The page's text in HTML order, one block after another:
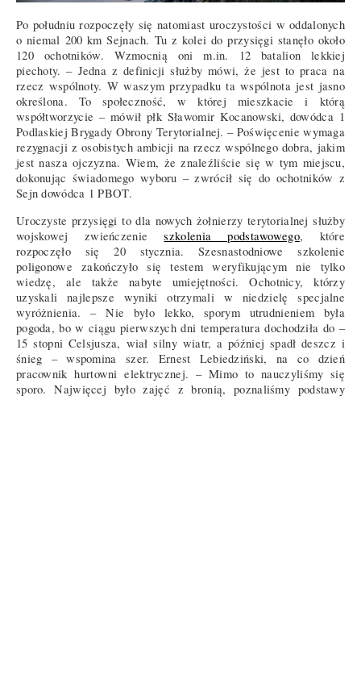
Po południu rozpoczęły się natomiast uroczystości w oddalonych
o niemal 200 km Sejnach. Tu z kolei do przysięgi stanęło około
120 ochotników. Wzmocnią oni m.in. 12 batalion lekkiej
piechoty. – Jedna z definicji służby mówi, że jest to praca na
rzecz wspólnoty. W waszym przypadku ta wspólnota jest jasno
określona. To społeczność, w której mieszkacie i którą
współtworzycie – mówił płk Sławomir Kocanowski, dowódca 1
Podlaskiej Brygady Obrony Terytorialnej. – Poświęcenie wymaga
rezygnacji z osobistych ambicji na rzecz wspólnego dobra, jakim
jest nasza ojczyzna. Wiem, że znaleźliście się w tym miejscu,
dokonując świadomego wyboru – zwrócił się do ochotników z
Sejn dowódca 1 PBOT.
Uroczyste przysięgi to dla nowych żołnierzy terytorialnej służby
wojskowej zwieńczenieszkolenia podstawowego, które
rozpoczęło się 20 stycznia. Szesnastodniowe szkolenie
poligonowe zakończyło się testem weryfikującym nie tylko
wiedzę, ale także nabyte umiejętności. Ochotnicy, którzy
uzyskali najlepsze wyniki otrzymali w niedzielę specjalne
wyróżnienia. – Nie było lekko, sporym utrudnieniem była
pogoda, bo w ciągu pierwszych dni temperatura dochodziła do –
15 stopni Celsjusza, wiał silny wiatr, a później spadł deszcz i
śnieg – wspomina szer. Ernest Lebiedziński, na co dzień
pracownik hurtowni elektrycznej. – Mimo to nauczyliśmy się
sporo. Najwięcej było zajęć z bronią, poznaliśmy podstawy